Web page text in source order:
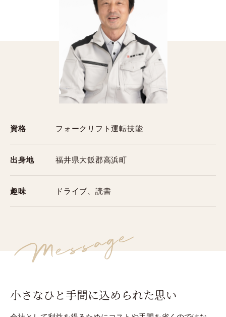
資格 フォークリフト運転技能
出身地 福井県大飯郡高浜町
趣味 ドライブ、読書
小さなひと手間に込められた思い